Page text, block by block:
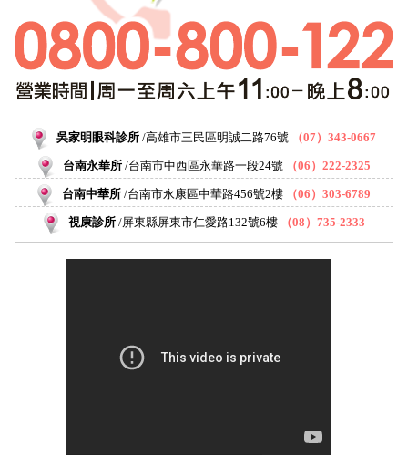
吳家明眼科診所 高雄市三民區明誠二路76號 （07）343-0667
台南永華所 台南市中西區永華路一段24號 （06）222-2325
台南中華所 台南市永康區中華路456號2樓 （06）303-6789
視康診所 屏東縣屏東市仁愛路132號6樓 （08）735-2333